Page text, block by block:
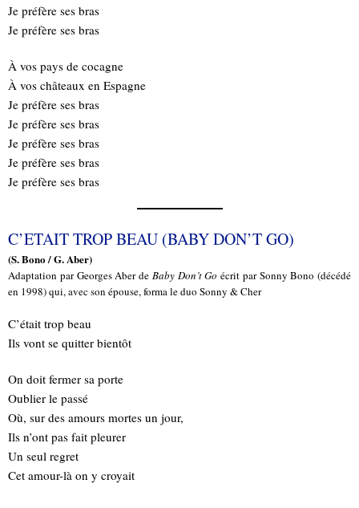
Je préfère ses bras
Je préfère ses bras
À vos pays de cocagne
À vos châteaux en Espagne
Je préfère ses bras
Je préfère ses bras
Je préfère ses bras
Je préfère ses bras
Je préfère ses bras
C’ETAIT TROP BEAU (BABY DON’T GO)
(S. Bono / G. Aber)
Adaptation par Georges Aber de Baby Don’t Go écrit par Sonny Bono (décédé
en 1998) qui, avec son épouse, forma le duo Sonny & Cher
C’était trop beau
Ils vont se quitter bientôt
On doit fermer sa porte
Oublier le passé
Où, sur des amours mortes un jour,
Ils n’ont pas fait pleurer
Un seul regret
Cet amour-là on y croyait